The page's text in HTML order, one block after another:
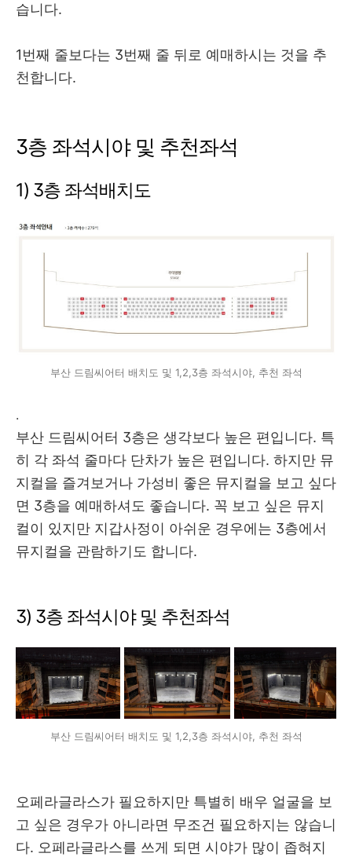
습니다.
1번째 줄보다는 3번째 줄 뒤로 예매하시는 것을 추
천합니다.
3층 좌석시야 및 추천좌석
1) 3층 좌석배치도
부산 드림씨어터 배치도 및 1,2,3층 좌석시야, 추천 좌석
.
부산 드림씨어터 3층은 생각보다 높은 편입니다. 특
히 각 좌석 줄마다 단차가 높은 편입니다. 하지만 뮤
지컬을 즐겨보거나 가성비 좋은 뮤지컬을 보고 싶다
면 3층을 예매하셔도 좋습니다. 꼭 보고 싶은 뮤지
컬이 있지만 지갑사정이 아쉬운 경우에는 3층에서
뮤지컬을 관람하기도 합니다.
3) 3층 좌석시야 및 추천좌석
부산 드림씨어터 배치도 및 1,2,3층 좌석시야, 추천 좌석
오페라글라스가 필요하지만 특별히 배우 얼굴을 보
고 싶은 경우가 아니라면 무조건 필요하지는 않습니
다. 오페라글라스를 쓰게 되면 시야가 많이 좁혀지